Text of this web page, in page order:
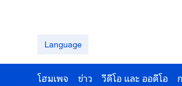
Language
โฮมเพจ ข่าว วีดีโอ และ ออดีโอ